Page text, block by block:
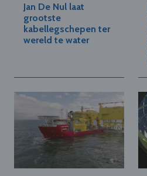
Jan De Nul laat
grootste
kabellegschepen ter
wereld te water